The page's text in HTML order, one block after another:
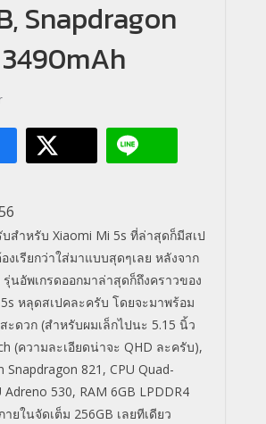
Snapdragon
สำหรับ Xiaomi Mi 5s ที่ล่าสุดก็มีสเป
งเรียกว่าใส่มาแบบสุดๆเลย หลังจาก
นอัพเกรดออกมาล่าสุดก็ถึงคราวของ
หลุดสเปคละครับ โดยจะมาพร้อม
ดวก (สำหรับผมเล็กไปนะ 5.15 นิ้ว
(ความละเอียดน่าจะ QHD ละครับ),
821, CPU Quad-
Adreno 530, RAM 6GB LPDDR4
ยในจัดเต็ม 256GB เลยทีเดียว